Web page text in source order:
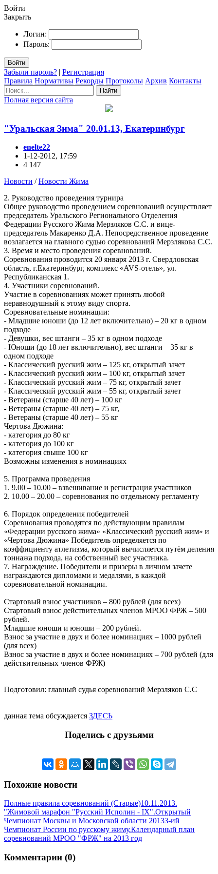
Войти
Закрыть
Логин:
Пароль:
Войти
Забыли пароль? | Регистрация
Правила Нормативы Рекорды Протоколы Архив Контакты
Найти
Полная версия сайта
"Уральская Зима" 20.01.13, Екатеринбург
enelte22
1-12-2012, 17:59
4 147
Новости /Новости Жима
2. Руководство проведения турнира
Общее руководство проведением соревнований осуществляет
председатель Уральского Регионального Отделения
Федерации Русского Жима Мерзляков С.С. и вице-
председатель Макаренко Д.А. Непосредственное проведение
возлагается на главного судью соревнований Мерзлякова С.С.
3. Время и место проведения соревнований.
Соревнования проводится 20 января 2013 г. Свердловская
область, г.Екатеринбург, комплекс «AVS-отель», ул.
Республиканская 1.
4. Участники соревнований.
Участие в соревнованиях может принять любой
неравнодушный к этому виду спорта.
Соревновательные номинации:
- Младшие юноши (до 12 лет включительно) – 20 кг в одном
подходе
- Девушки, вес штанги – 35 кг в одном подходе
- Юноши (до 18 лет включительно), вес штанги – 35 кг в
одном подходе
- Классический русский жим – 125 кг, открытый зачет
- Классический русский жим – 100 кг, открытый зачет
- Классический русский жим – 75 кг, открытый зачет
- Классический русский жим – 55 кг, открытый зачет
- Ветераны (старше 40 лет) – 100 кг
- Ветераны (старше 40 лет) – 75 кг,
- Ветераны (старше 40 лет) – 55 кг
Чертова Дюжина:
- категория до 80 кг
- категория до 100 кг
- категория свыше 100 кг
Возможны изменения в номинациях
5. Программа проведения
1. 9.00 – 10.00 – взвешивание и регистрация участников
2. 10.00 – 20.00 – соревнования по отдельному регламенту
6. Порядок определения победителей
Соревнования проводятся по действующим правилам
«Федерации русского жима» «Классический русский жим» и
«Чертова Дюжина» Победитель определяется по
коэффициенту атлетизма, который вычисляется путём деления
тоннажа подхода, на собственный вес участника.
7. Награждение. Победители и призеры в личном зачете
награждаются дипломами и медалями, в каждой
соревновательной номинации.
Стартовый взнос участников – 800 рублей (для всех)
Стартовый взнос действительных членов МРОО ФРЖ – 500
рублей.
Младшие юноши и юноши – 200 рублей.
Взнос за участие в двух и более номинациях – 1000 рублей
(для всех)
Взнос за участие в двух и более номинациях – 700 рублей (для
действительных членов ФРЖ)
Подготовил: главный судья соревнований Мерзляков С.С
данная тема обсуждается ЗДЕСЬ
Поделись с друзьями
Похожие новости
Полные правила соревнований (Старые)10.11.2013.
"Жимовой марафон "Русский Исполин - IX".Открытый
Чемпионат Москвы и Московской области 20133-ий
Чемпионат России по русскому жиму.Календарный план
соревнований МРОО "ФРЖ" на 2013 год
Комментарии (0)